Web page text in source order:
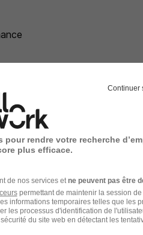
de votre périmètre et au siège
avantages
Continuer
rendre votre recherche
plus efficace.
de nos services et ne peuvent pas être
permettant de maintenir la session
informations temporaires telles que les
les processus d'identification de
du site web en détectant les